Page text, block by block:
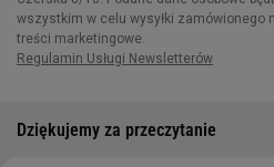
Dziękujemy za przeczytanie